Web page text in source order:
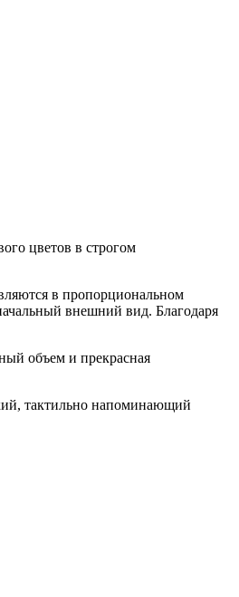
цветов в строгом
в пропорциональном
внешний вид. Благодаря
объем и прекрасная
тактильно напоминающий